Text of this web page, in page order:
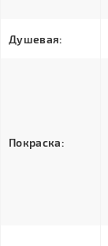
Душевая:
Покраска: